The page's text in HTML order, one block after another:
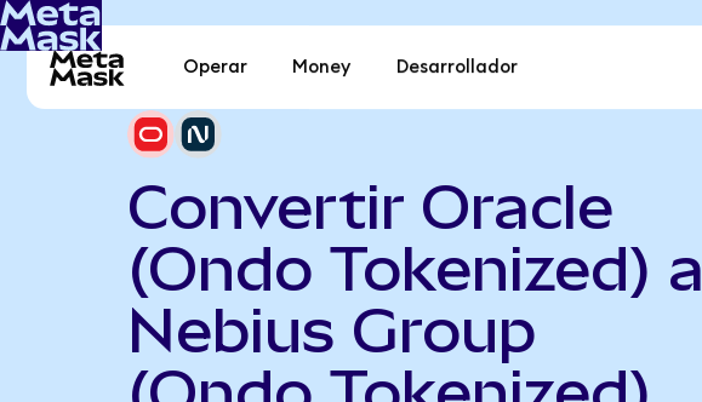
Operar Money Desarrollador
Convertir Oracle
(Ondo Tokenized) a
Nebius Group